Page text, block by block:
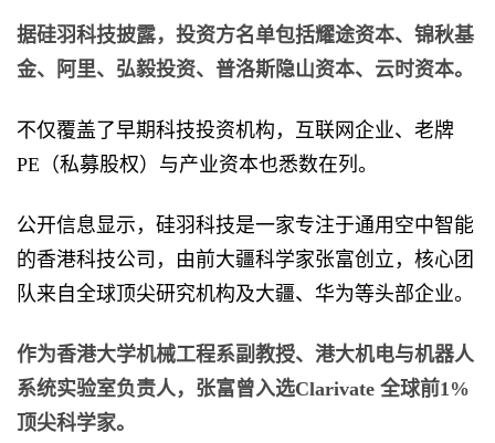
据硅羽科技披露，投资方名单包括耀途资本、锦秋基
金、阿里、弘毅投资、普洛斯隐山资本、云时资本。
不仅覆盖了早期科技投资机构，互联网企业、老牌
PE（私募股权）与产业资本也悉数在列。
公开信息显示，硅羽科技是一家专注于通用空中智能
的香港科技公司，由前大疆科学家张富创立，核心团
队来自全球顶尖研究机构及大疆、华为等头部企业。
作为香港大学机械工程系副教授、港大机电与机器人
系统实验室负责人，张富曾入选Clarivate 全球前1%
顶尖科学家。